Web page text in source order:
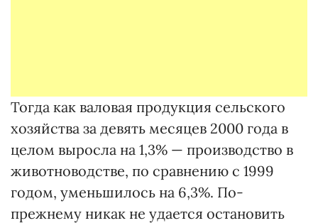
Тогда как валовая продукция сельского
хозяйства за девять месяцев 2000 года в
целом выросла на 1,3% — производство в
животноводстве, по сравнению с 1999
годом, уменьшилось на 6,3%. По-
прежнему никак не удается остановить